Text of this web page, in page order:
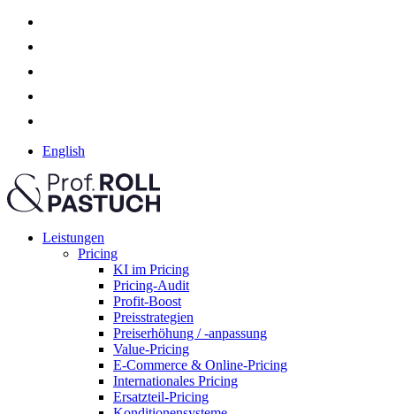
English
Leistungen
Pricing
KI im Pricing
Pricing-Audit
Profit-Boost
Preisstrategien
Preiserhöhung / -anpassung
Value-Pricing
E-Commerce & Online-Pricing
Internationales Pricing
Ersatzteil-Pricing